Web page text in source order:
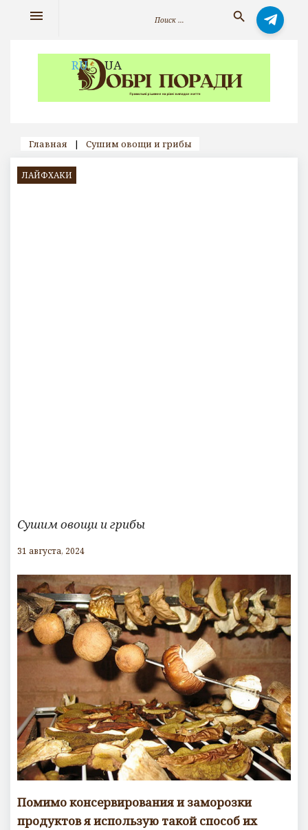
RU UA
search
menu
Главная | Сушим овощи и грибы
ЛАЙФХАКИ
Сушим овощи и грибы
31 августа, 2024
Помимо консервирования и заморозки
продуктов я использую такой способ их